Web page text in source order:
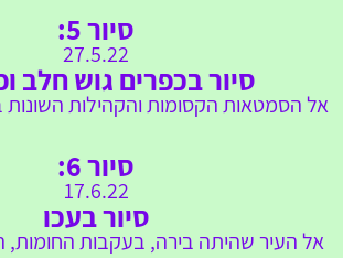
סיור 5:
27.5.22
סיור בכפרים גוש חלב
אל הסמטאות הקסומות והקהילות השונות
סיור 6:
17.6.22
סיור בעכו
אל העיר שהיתה בירה, בעקבות החומות,